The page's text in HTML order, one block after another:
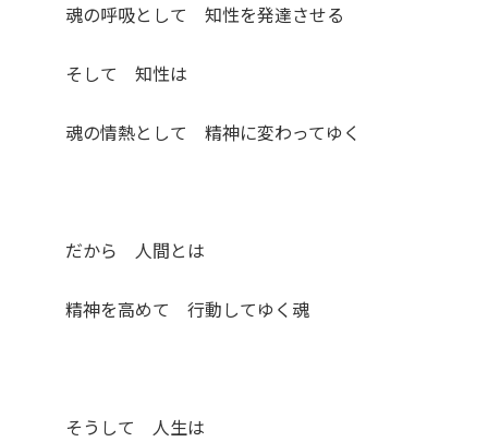
魂の呼吸として 知性を発達させる
そして 知性は
魂の情熱として 精神に変わってゆく
だから 人間とは
精神を高めて 行動してゆく魂
そうして 人生は